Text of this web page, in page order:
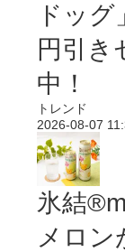
ドッ
円引き
中！
トレンド
2026-08-07
氷結
メロン